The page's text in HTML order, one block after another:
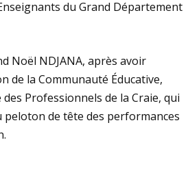
du Grand Département
Noël NDJANA, après avoir
de la Communauté Éducative,
Professionnels de la Craie, qui
de tête des performances